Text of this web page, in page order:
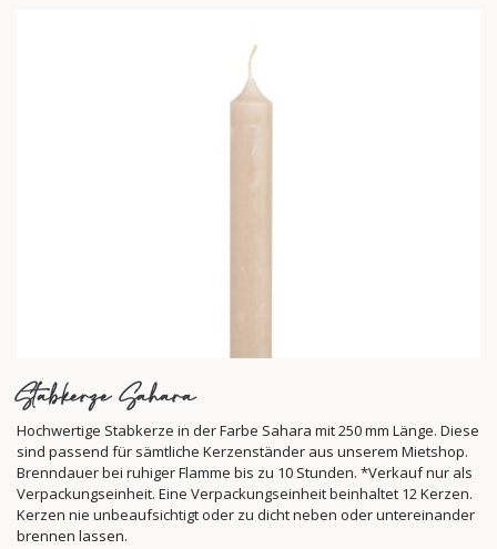
Stabkerze Sahara
Hochwertige Stabkerze in der Farbe Sahara mit 250 mm Länge. Diese
sind passend für sämtliche Kerzenständer aus unserem Mietshop.
Brenndauer bei ruhiger Flamme bis zu 10 Stunden. *Verkauf nur als
Verpackungseinheit. Eine Verpackungseinheit beinhaltet 12 Kerzen.
Kerzen nie unbeaufsichtigt oder zu dicht neben oder untereinander
brennen lassen.